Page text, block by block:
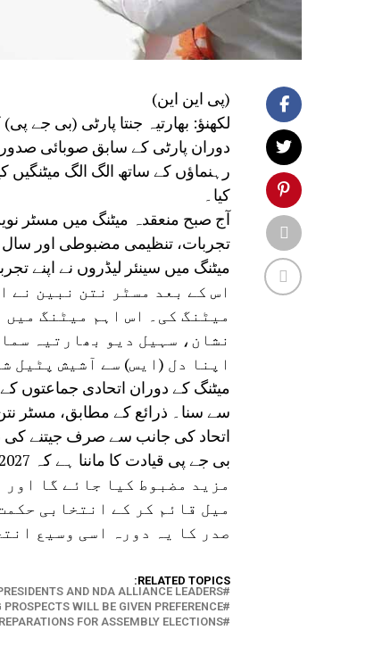
(پی این این)
لکھنؤ: بھارتیہ جنتا پارٹی (بی جے
دوران پارٹی کے سابق صوبائی
رہنماؤں کے ساتھ الگ الگ میٹنگیں
کیا۔
آج صبح منعقدہ میٹنگ میں مسٹر
میٹنگ میں سینئر لیڈروں نے اپنے
اس کے بعد مسٹر نتن نبین نے
میٹنگ کی۔ اس اہم میٹنگ
نشان، سہیل دیو بھارتیہ
اپنا دل (ایس) سے آشیش پٹیل
میٹنگ کے دوران اتحادی جماعتوں
اتحاد کی جانب سے صرف جیتنے کی
مزید مضبوط کیا جائے گا
میل قائم کر کے انتخابی
صدر کا یہ دورہ اسی وسیع
RELATED TOPICS:
AND NDA ALLIANCE LEADERS
WILL BE GIVEN PREFERENCE
FOR ASSEMBLY ELECTIONS